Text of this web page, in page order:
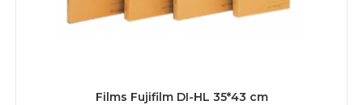
Films Fujifilm DI-HL 35*43 cm